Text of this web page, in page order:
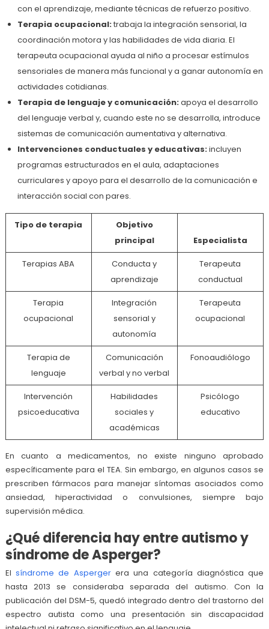
con el aprendizaje, mediante técnicas de refuerzo positivo.
Terapia ocupacional:trabaja la integración sensorial, la
coordinación motora y las habilidades de vida diaria. El
terapeuta ocupacional ayuda al niño a procesar estímulos
sensoriales de manera más funcional y a ganar autonomía en
actividades cotidianas.
Terapia de lenguaje y comunicación:apoya el desarrollo
del lenguaje verbal y, cuando este no se desarrolla, introduce
sistemas de comunicación aumentativa y alternativa.
Intervenciones conductuales y educativas:incluyen
programas estructurados en el aula, adaptaciones
curriculares y apoyo para el desarrollo de la comunicación e
interacción social con pares.
Tipo de terapia
Objetivo
principal
Especialista
Terapias ABA
Conducta y
aprendizaje
Terapeuta
conductual
Terapia
ocupacional
Integración
sensorial y
autonomía
Terapeuta
ocupacional
Terapia de
lenguaje
Comunicación
verbal y no verbal
Fonoaudiólogo
Intervención
psicoeducativa
Habilidades
sociales y
académicas
Psicólogo
educativo
En cuanto a medicamentos, no existe ninguno aprobado
específicamente para el TEA. Sin embargo, en algunos casos se
prescriben fármacos para manejar síntomas asociados como
ansiedad, hiperactividad o convulsiones, siempre bajo
supervisión médica.
¿Qué diferencia hay entre autismo y
síndrome de Asperger?
Elsíndrome de Aspergerera una categoría diagnóstica que
hasta 2013 se consideraba separada del autismo. Con la
publicación del DSM-5, quedó integrado dentro del trastorno del
espectro autista como una presentación sin discapacidad